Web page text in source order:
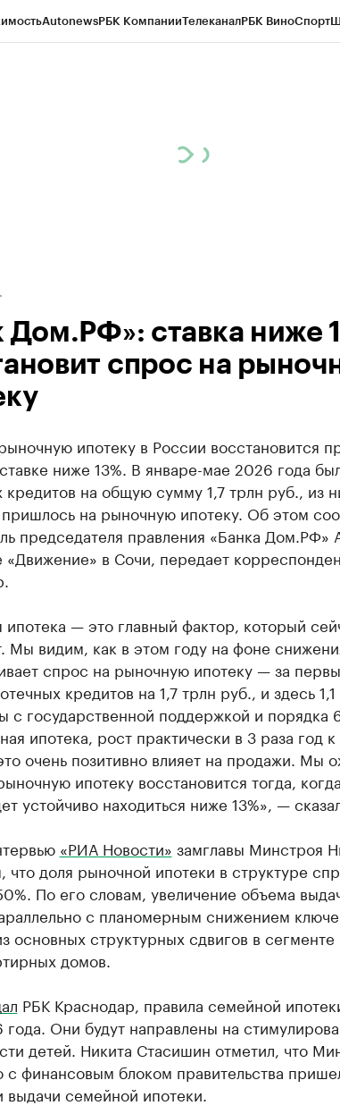
AutonewsРБК КомпанииТелеканалРБК ВиноСпорт
Дом.РФ»: ставка ниже
спрос на
ипотеку в России восстановится
ниже 13%. В январе-мае 2026 года
кредитов на общую сумму 1,7 трлн руб., из
на рыночную ипотеку. Об этом
председателя правления «Банка Дом.РФ»
в Сочи, передает
ипотека — это главный фактор, который
Мы видим, как в этом году на фоне
спрос на рыночную ипотеку — за
кредитов на 1,7 трлн руб., и здесь
с государственной поддержкой и
ипотека, рост практически в 3 раза год
очень позитивно влияет на продажи. Мы
ипотеку восстановится тогда,
устойчиво находиться ниже 13%», —
«РИА Новости» замглавы Минстроя
что доля рыночной ипотеки в структуре
По его словам, увеличение объема
с планомерным снижением
основных структурных сдвигов в сегменте
домов.
РБК Краснодар, правила семейной
Они будут направлены на
детей. Никита Стасишин отметил, что
с финансовым блоком правительства
выдачи семейной ипотеки.